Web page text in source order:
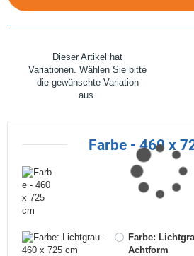
Dieser Artikel hat
Variationen. Wählen Sie bitte
die gewünschte Variation
aus.
Farbe - 460 x
Farbe:
Achtform